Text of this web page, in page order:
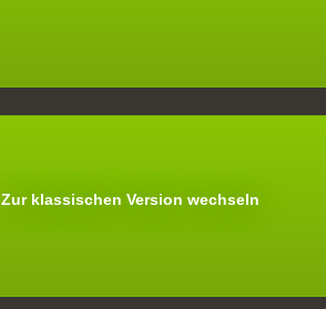
Zur klassischen Version wechseln